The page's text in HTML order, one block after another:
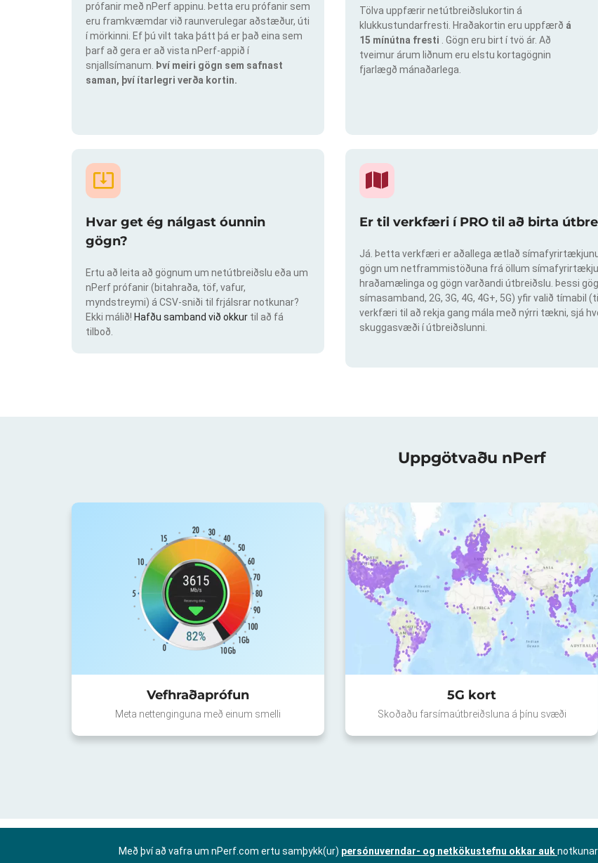
prófanir með nPerf appinu. Þetta eru prófanir sem
eru framkvæmdar við raunverulegar aðstæður, úti
í mörkinni. Ef þú vilt taka þátt þá er það eina sem
þarf að gera er að vista nPerf-appið í
snjallsímanum.
Því meiri gögn sem safnast
saman, því ítarlegri verða kortin.
Tölva uppfærir netútbreiðslukortin á
klukkustundarfresti. Hraðakortin eru uppfærð á
15 mínútna fresti
. Gögn eru birt í tvö ár. Að
tveimur árum liðnum eru elstu kortagögnin
fjarlægð mánaðarlega.
Hvar get ég nálgast óunnin
gögn?
Ertu að leita að gögnum um netútbreiðslu eða um
nPerf prófanir (bitahraða, töf, vafur,
myndstreymi) á CSV-sniði til frjálsrar notkunar?
Ekki málið! Hafðu samband við okkur til að fá
tilboð.
Er til verkfæri í PRO til að birta
Já. Þetta verkfæri er aðallega ætlað
gögn um netframmistöðuna frá öllum
hraðamælinga og gögn varðandi útbreiðslu. Þessi
símasamband, 2G, 3G, 4G, 4G+, 5G) yfir valið
verkfæri til að rekja gang mála með nýrri tækni, sjá
skuggasvæði í útbreiðslunni.
Uppgötvaðu nPerf
Vefhraðaprófun
Meta nettenginguna með einum smelli
5G kort
Skoðaðu farsímaútbreiðsluna á þínu svæði
Með því að vafra um nPerf.com ertu samþykk(ur) persónuverndar- og netkökustefnu okkar auk